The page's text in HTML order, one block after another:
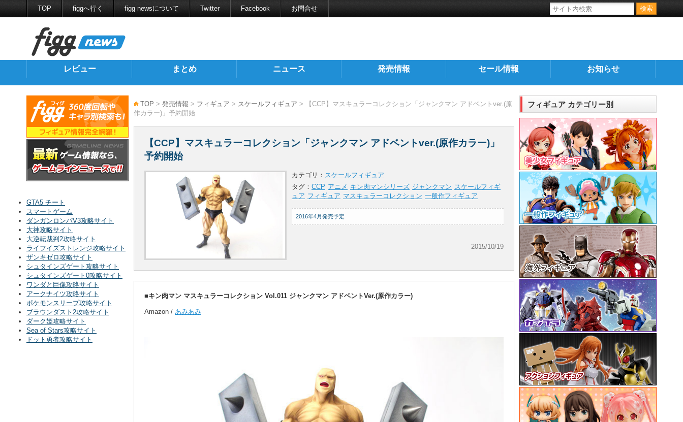
TOP figgへ行く figg newsについて Twitter Facebook お問合せ
レビュー まとめ ニュース 発売情報 セール情報 お知らせ
TOP > 発売情報 > フィギュア > スケールフィギュア > 【CCP】マスキュラーコレクション「ジャンクマン アドベントver.(原
作カラー)」予約開始
【CCP】マスキュラーコレクション「ジャンクマン アドベントver.(原作カラー)」
予約開始
カテゴリ： スケールフィギュア
タグ： CCP アニメ キン肉マンシリーズ ジャンクマン スケールフィギ
ュア フィギュア マスキュラーコレクション 一般作フィギュア
2015/10/19
2016年4月発売予定
■キン肉マン マスキュラーコレクション Vol.011 ジャンクマン アドベントVer.(原作カラー)
Amazon / あみあみ
GTA5 チート
スマートゲーム
ダンガンロンパV3攻略サイト
大神攻略サイト
大逆転裁判2攻略サイト
ライフイズストレンジ攻略サイト
ザンキゼロ攻略サイト
シュタインズゲート攻略サイト
シュタインズゲート0攻略サイト
ワンダと巨像攻略サイト
アークナイツ攻略サイト
ポケモンスリープ攻略サイト
ブラウンダスト2攻略サイト
ダーク姫攻略サイト
Sea of Stars攻略サイト
ドット勇者攻略サイト
フィギュア カテゴリー別